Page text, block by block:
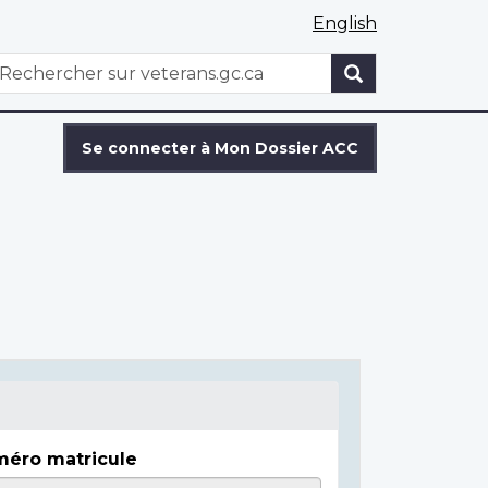
English
WxT
Se connecter à Mon Dossier ACC
matricule